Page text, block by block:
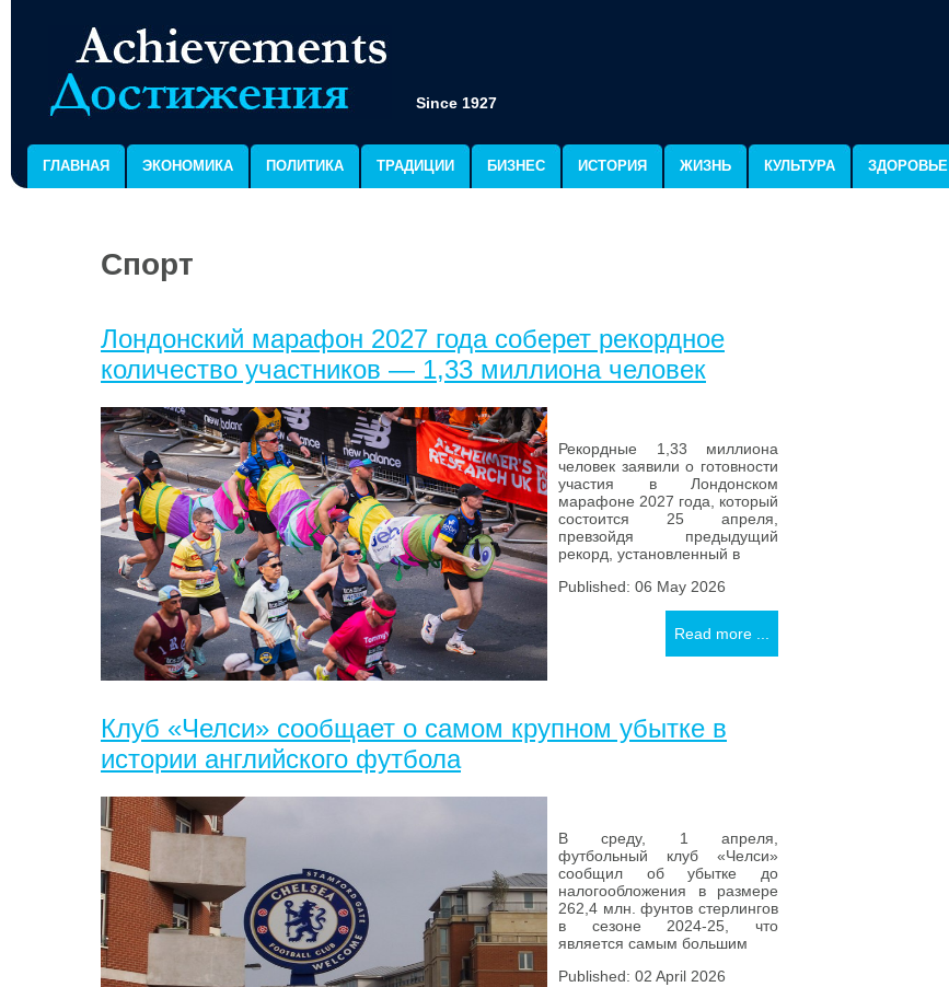
Since 1927
ГЛАВНАЯ ЭКОНОМИКА ПОЛИТИКА ТРАДИЦИИ БИЗНЕС ИСТОРИЯ ЖИЗНЬ КУЛЬТУРА ЗДОРОВЬЕ
Спорт
Лондонский марафон 2027 года соберет рекордное
количество участников — 1,33 миллиона человек
Рекордные 1,33 миллиона
человек заявили о готовности
участия в Лондонском
марафоне 2027 года, который
состоится 25 апреля,
превзойдя предыдущий
рекорд, установленный в
Published: 06 May 2026
Read more ...
Клуб «Челси» сообщает о самом крупном убытке в
истории английского футбола
В среду, 1 апреля,
футбольный клуб «Челси»
сообщил об убытке до
налогообложения в размере
262,4 млн. фунтов стерлингов
в сезоне 2024-25, что
является самым большим
Published: 02 April 2026